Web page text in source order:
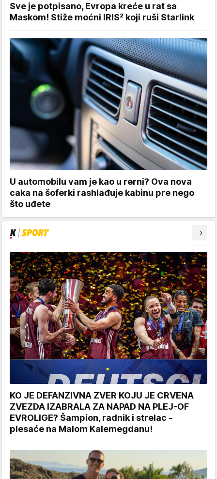
Sve je potpisano, Evropa kreće u rat sa
Maskom! Stiže moćni IRIS² koji ruši Starlink
U automobilu vam je kao u rerni? Ova nova
caka na šoferki rashlađuje kabinu pre nego
što uđete
KO JE DEFANZIVNA ZVER KOJU JE CRVENA
ZVEZDA IZABRALA ZA NAPAD NA PLEJ-OF
EVROLIGE? Šampion, radnik i strelac -
plesaće na Malom Kalemegdanu!